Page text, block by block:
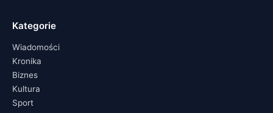
Kategorie
Wiadomości
Kronika
Biznes
Kultura
Sport